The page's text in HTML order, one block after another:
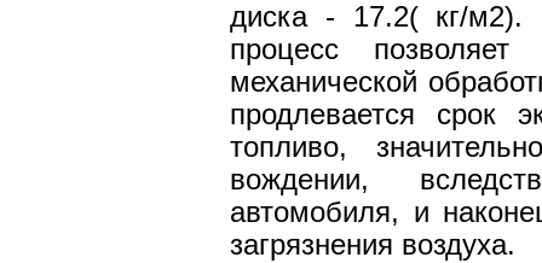
диска - 17.2( кг/м2).
процесс
механической
продлевается срок
топливо,
вождении,
автомобиля, и
загрязнения воздуха.